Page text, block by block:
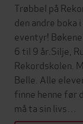
Trøbbel på
den andre boka
eventyr!
6 til 9 år.Silje,
Rekordskolen.
Belle. Alle
finne henne før
må ta sin livs…